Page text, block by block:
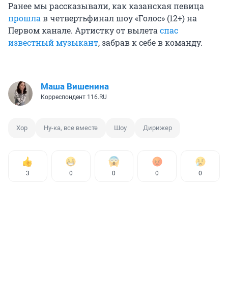
Ранее мы рассказывали, как казанская певица
прошла в четвертьфинал шоу «Голос» (12+) на
Первом канале. Артистку от вылета спас
известный музыкант, забрав к себе в команду.
Маша Вишенина
Корреспондент 116.RU
Хор Ну-ка, все вместе Шоу Дирижер
3 0 0 0 0